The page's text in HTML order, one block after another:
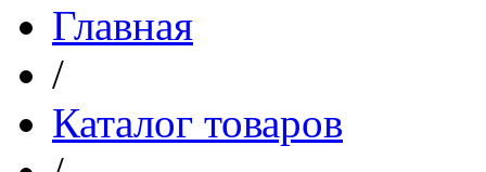
Главная
/
Каталог товаров